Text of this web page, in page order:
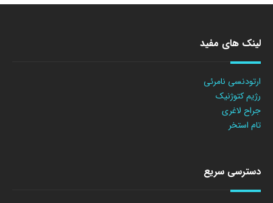
لینک های مفید
ارتودنسی نامرئی
رژیم کتوژنیک
جراح لاغری
تام استخر
دسترسی سریع